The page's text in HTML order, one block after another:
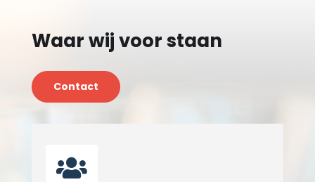
Waar wij voor staan
Contact
